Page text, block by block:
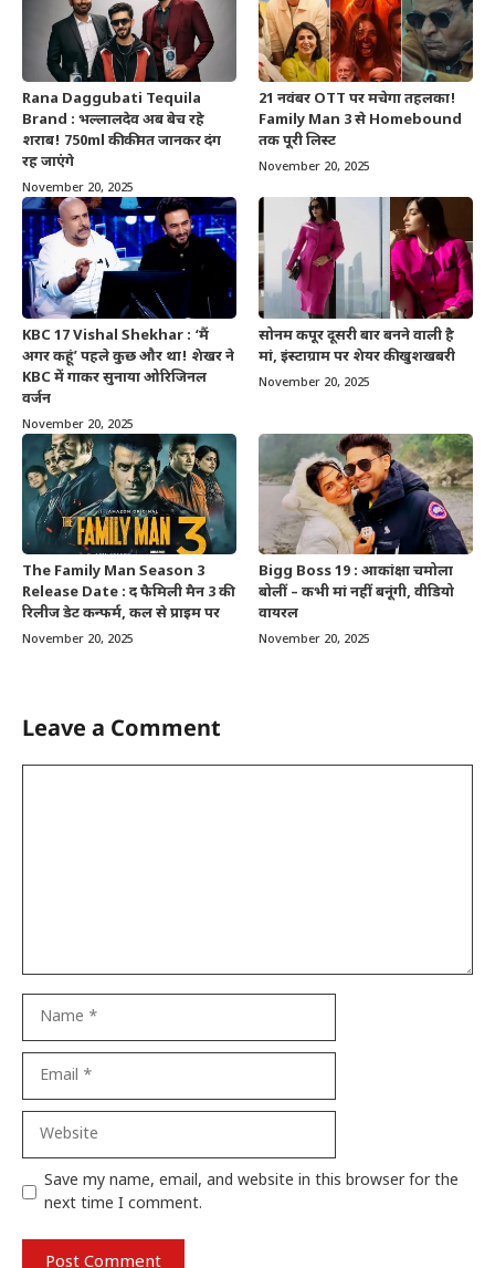
Rana Daggubati Tequila
Brand : भल्लालदेव अब बेच रहे
शराब! 750ml की कीमत जानकर दंग
रह जाएंगे
November 20, 2025
21 नवंबर OTT पर मचेगा तहलका!
Family Man 3 से Homebound
तक पूरी लिस्ट
November 20, 2025
KBC 17 Vishal Shekhar : ‘मैं
अगर कहूं’ पहले कुछ और था! शेखर ने
KBC में गाकर सुनाया ओरिजिनल
वर्जन
November 20, 2025
सोनम कपूर दूसरी बार बनने वाली है
मां, इंस्टाग्राम पर शेयर की खुशखबरी
November 20, 2025
The Family Man Season 3
Release Date : द फैमिली मैन 3 की
रिलीज डेट कन्फर्म, कल से प्राइम पर
November 20, 2025
Bigg Boss 19 : आकांक्षा चमोला
बोलीं – कभी मां नहीं बनूंगी, वीडियो
वायरल
November 20, 2025
Leave a Comment
Save my name, email, and website in this browser for the
next time I comment.